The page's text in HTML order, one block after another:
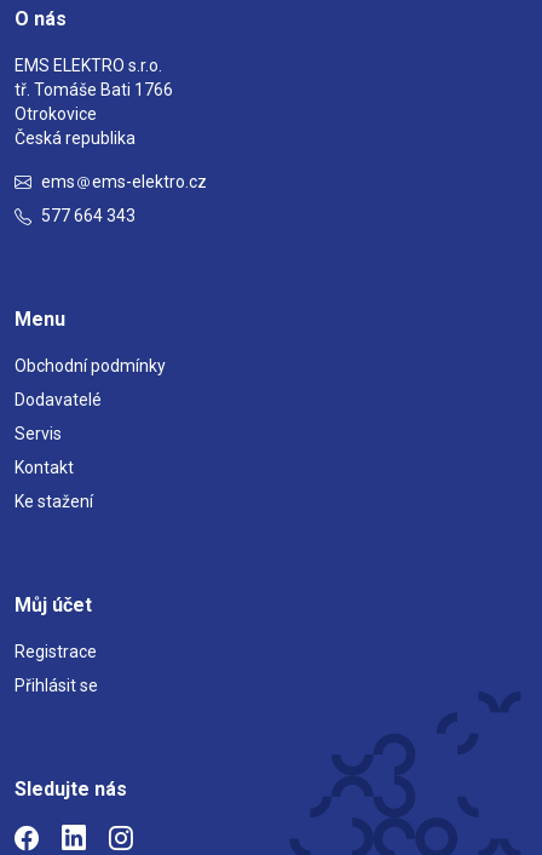
O nás
EMS ELEKTRO s.r.o.
tř. Tomáše Bati 1766
Otrokovice
Česká republika
ems
ems-elektro.cz
577 664 343
Menu
Obchodní podmínky
Dodavatelé
Servis
Kontakt
Ke stažení
Můj účet
Registrace
Přihlásit se
Sledujte nás